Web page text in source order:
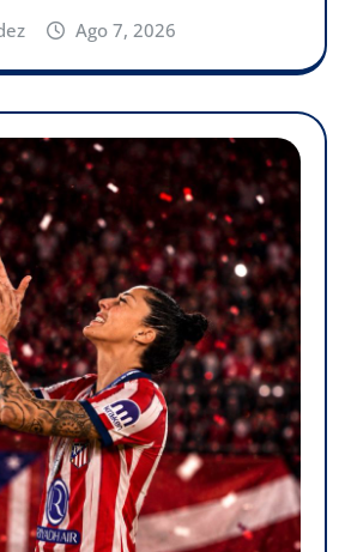
Ago 7, 2026